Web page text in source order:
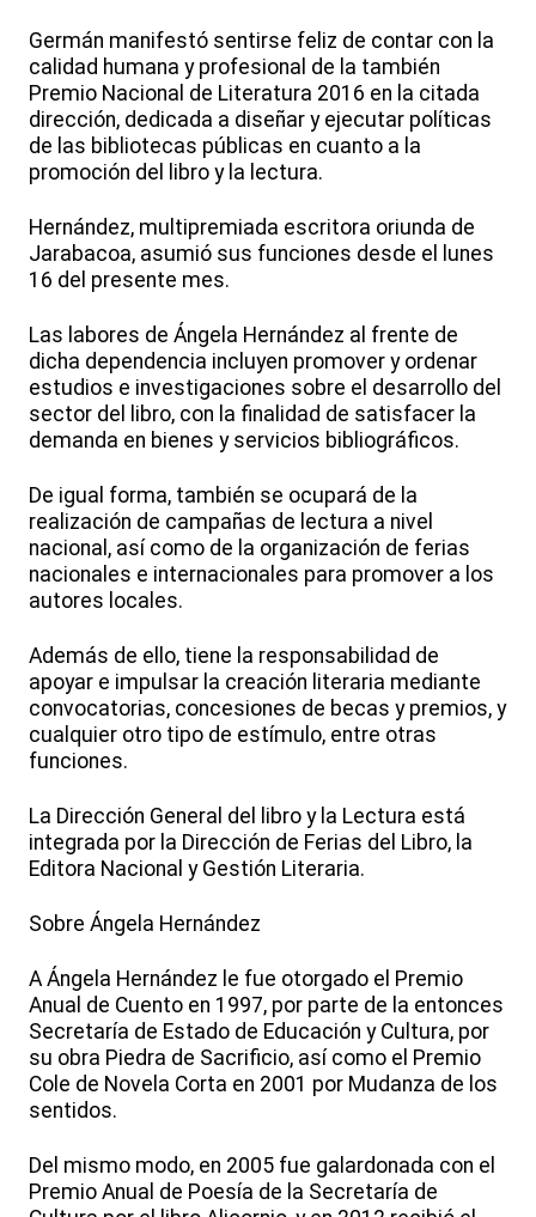
Germán manifestó sentirse feliz de contar con la
calidad humana y profesional de la también
Premio Nacional de Literatura 2016 en la citada
dirección, dedicada a diseñar y ejecutar políticas
de las bibliotecas públicas en cuanto a la
promoción del libro y la lectura.
Hernández, multipremiada escritora oriunda de
Jarabacoa, asumió sus funciones desde el lunes
16 del presente mes.
Las labores de Ángela Hernández al frente de
dicha dependencia incluyen promover y ordenar
estudios e investigaciones sobre el desarrollo del
sector del libro, con la finalidad de satisfacer la
demanda en bienes y servicios bibliográficos.
De igual forma, también se ocupará de la
realización de campañas de lectura a nivel
nacional, así como de la organización de ferias
nacionales e internacionales para promover a los
autores locales.
Además de ello, tiene la responsabilidad de
apoyar e impulsar la creación literaria mediante
convocatorias, concesiones de becas y premios, y
cualquier otro tipo de estímulo, entre otras
funciones.
La Dirección General del libro y la Lectura está
integrada por la Dirección de Ferias del Libro, la
Editora Nacional y Gestión Literaria.
Sobre Ángela Hernández
A Ángela Hernández le fue otorgado el Premio
Anual de Cuento en 1997, por parte de la entonces
Secretaría de Estado de Educación y Cultura, por
su obra Piedra de Sacrificio, así como el Premio
Cole de Novela Corta en 2001 por Mudanza de los
sentidos.
Del mismo modo, en 2005 fue galardonada con el
Premio Anual de Poesía de la Secretaría de